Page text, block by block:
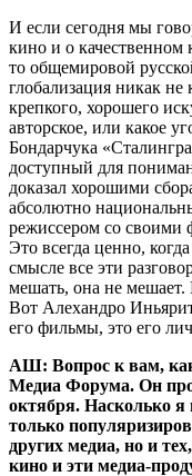
И если сегодня мы
кино и о качественном
то общемировой
глобализация никак не
крепкого, хорошего
авторское, или какое
Бондарчука
доступный для
доказал хорошими
абсолютно
режиссером со
Это всегда ценно,
смысле все эти
мешать, она не мешает.
Вот Алехандро
его фильмы, это его
АШ: Вопрос к вам,
Медиа Форума. Он
октября. Насколько я
только
других медиа, но и
кино и эти медиа-